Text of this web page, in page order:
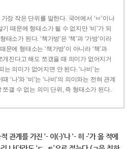
장 작은 단위를 말한다. 국어에서 ‘ㅂ’이나
기 때문에 형태소가 될 수 없지만 ‘비’가 되
소가 된다. ‘책가방’은 ‘책’과 ‘가방’이라
문에 형태소는 ‘책가방’이 아니라 ‘책’과
개진다고 해도 쪼갰을 때 의미가 없어지거
는 의미가 없어지면 안 된다. ‘나비’는
‘나’와 ‘비’는 ‘나비’의 의미와는 전혀 관계
쪼갤 수 없는 의미 단위, 즉 형태소가 된다.
관계를 가진 ‘- 이(-)’나 ‘- 히 -’가 올 적에